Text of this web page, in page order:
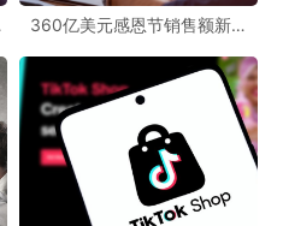
正当竞争——指控其为实现商
360亿美元感恩节销售额新纪
新风潮！